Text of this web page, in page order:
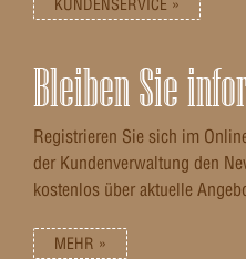
Bleiben Sie
Registrieren Sie sich im
der Kundenverwaltung den
kostenlos über aktuelle
MEHR »